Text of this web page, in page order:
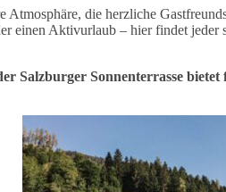
die herzliche
einen Aktivurlaub – hier findet jeder
Salzburger Sonnenterrasse